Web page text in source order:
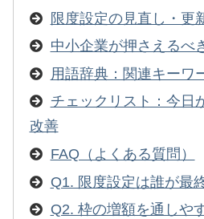
限度設定の見直し・更
中小企業が押さえるべ
用語辞典：関連キーワ
チェックリスト：今日
改善
FAQ（よくある質問）
Q1. 限度設定は誰が最
Q2. 枠の増額を通しや